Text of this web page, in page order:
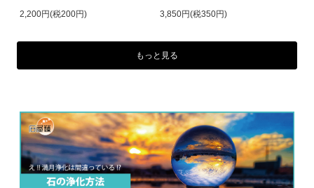
2,200円(税200円) 3,850円(税350円)
もっと見る